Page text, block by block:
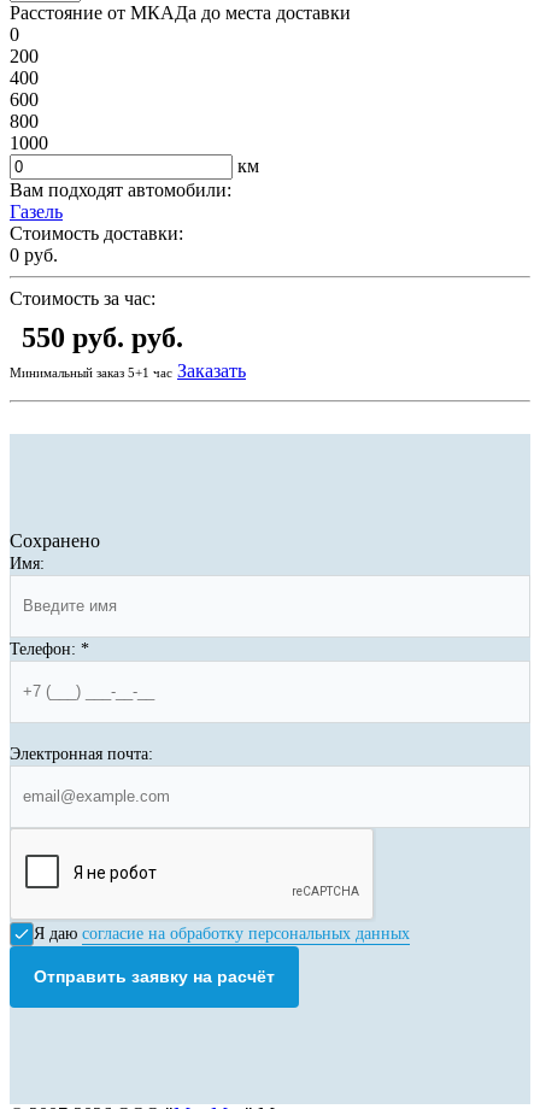
Расстояние от МКАДа до места доставки
0
200
400
600
800
1000
км
Вам подходят автомобили:
Газель
Стоимость доставки:
0 руб.
Стоимость за час:
550 руб. руб.
Минимальный заказ 5+1 час Заказать
Сохранено
Имя:
Телефон: *
Электронная почта:
Я даю согласие на обработку персональных данных
Отправить заявку на расчёт